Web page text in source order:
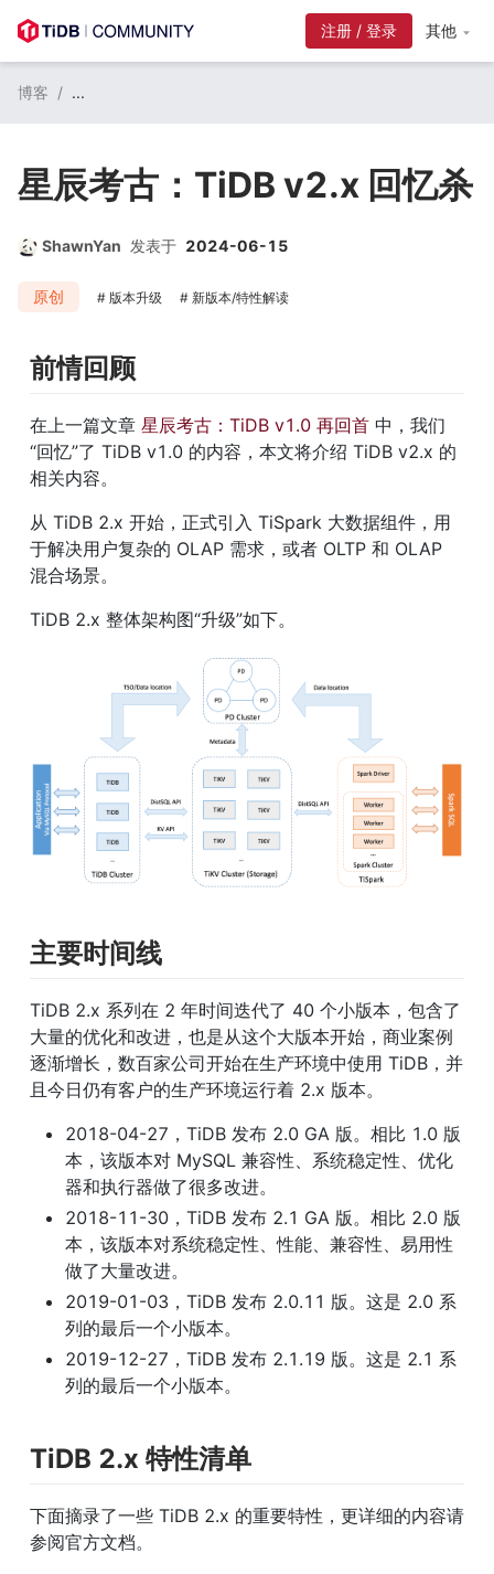
注册 / 登录 其他
博客 / ...
星辰考古：TiDB v2.x 回忆杀
ShawnYan 发表于 2024-06-15
原创 版本升级 新版本/特性解读
前情回顾
在上一篇文章 星辰考古：TiDB v1.0 再回首 中，我们
“回忆”了 TiDB v1.0 的内容，本文将介绍 TiDB v2.x 的
相关内容。
从 TiDB 2.x 开始，正式引入 TiSpark 大数据组件，用
于解决用户复杂的 OLAP 需求，或者 OLTP 和 OLAP
混合场景。
TiDB 2.x 整体架构图“升级”如下。
主要时间线
TiDB 2.x 系列在 2 年时间迭代了 40 个小版本，包含了
大量的优化和改进，也是从这个大版本开始，商业案例
逐渐增长，数百家公司开始在生产环境中使用 TiDB，并
且今日仍有客户的生产环境运行着 2.x 版本。
2018-04-27，TiDB 发布 2.0 GA 版。相比 1.0 版
本，该版本对 MySQL 兼容性、系统稳定性、优化
器和执行器做了很多改进。
2018-11-30，TiDB 发布 2.1 GA 版。相比 2.0 版
本，该版本对系统稳定性、性能、兼容性、易用性
做了大量改进。
2019-01-03，TiDB 发布 2.0.11 版。这是 2.0 系
列的最后一个小版本。
2019-12-27，TiDB 发布 2.1.19 版。这是 2.1 系
列的最后一个小版本。
TiDB 2.x 特性清单
下面摘录了一些 TiDB 2.x 的重要特性，更详细的内容请
参阅官方文档。